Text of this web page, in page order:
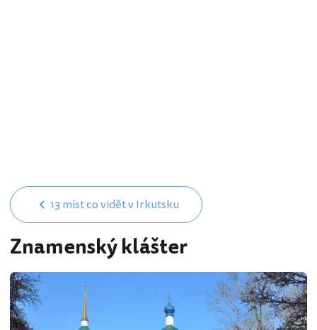
13 míst co vidět v Irkutsku
Znamenský klášter